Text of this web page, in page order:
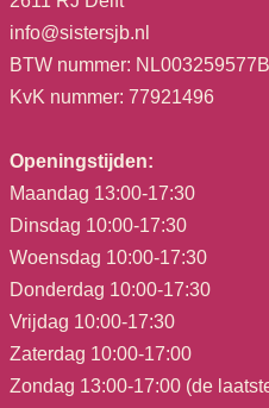
info@sistersjb.nl
BTW nummer:
KvK nummer: 77921496
Openingstijden:
Maandag 13:00-17:30
Dinsdag 10:00-17:30
Woensdag 10:00-17:30
Donderdag 10:00-17:30
Vrijdag 10:00-17:30
Zaterdag 10:00-17:00
Zondag 13:00-17:00 (de